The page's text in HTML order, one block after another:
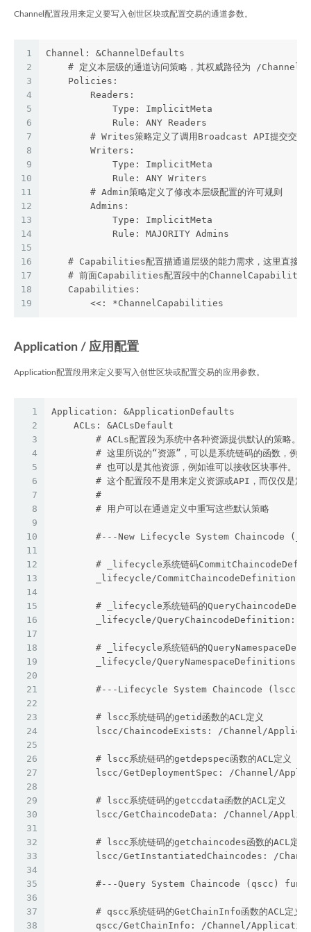
Channel配置段用来定义要写入创世区块或配置交易的通道参数。
1
2
3
4
5
6
7
8
9
10
11
12
13
14
15
16
17
18
19
Channel: &ChannelDefaults
# 定义本层级的通道访问策略，其权威路径为 /
    Policies:
        Readers:
            Type: ImplicitMeta
            Rule: ANY Readers
# Writes策略定义了调用Broadcast API提交交易
        Writers:
            Type: ImplicitMeta
            Rule: ANY Writers
        # Admin策略定义了修改本层级配置的许可规则
        Admins:
            Type: ImplicitMeta
            Rule: MAJORITY Admins
# Capabilities配置描通道层级的能力需求，这里直接引
# 前面Capabilities配置段中的
    Capabilities:
        <<: *ChannelCapabilities
Application / 应用配置
Application配置段用来定义要写入创世区块或配置交易的应用参数。
1
2
3
4
5
6
7
8
9
10
11
12
13
14
15
16
17
18
19
20
21
22
23
24
25
26
27
28
29
30
31
32
33
34
35
36
37
38
Application: &ApplicationDefaults
    ACLs: &ACLsDefault
        # ACLs配置段为系统中各种资源提供默认的策略。
# 这里所说的“资源”，可以是系统链码的函数，
        # 也可以是其他资源，例如谁可以接收区块事件。
# 这个配置段不是用来定义资源或API，而仅仅是定
        #
        # 用户可以在通道定义中重写这些默认策略
#---New Lifecycle System Chaincode
# _lifecycle系统链码
_lifecycle/CommitChaincodeDefinition:
# _lifecycle系统链码的
_lifecycle/QueryChaincodeDefinition:
# _lifecycle系统链码的
_lifecycle/QueryNamespaceDefinitions:
#---Lifecycle System Chaincode (lscc)
        # lscc系统链码的getid函数的ACL定义
lscc/ChaincodeExists: /Channel/
        # lscc系统链码的getdepspec函数的ACL定义
lscc/GetDeploymentSpec: /Channel/
        # lscc系统链码的getccdata函数的ACL定义
lscc/GetChaincodeData: /Channel/
        # lscc系统链码的getchaincodes函数的ACL定义
lscc/GetInstantiatedChaincodes: /
#---Query System Chaincode (qscc)
        # qscc系统链码的GetChainInfo函数的ACL定义
qscc/GetChainInfo: /Channel/